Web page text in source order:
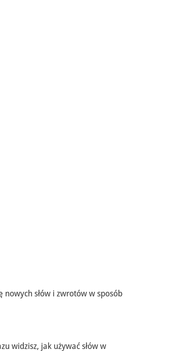
nowych słów i zwrotów w sposób
widzisz, jak używać słów w